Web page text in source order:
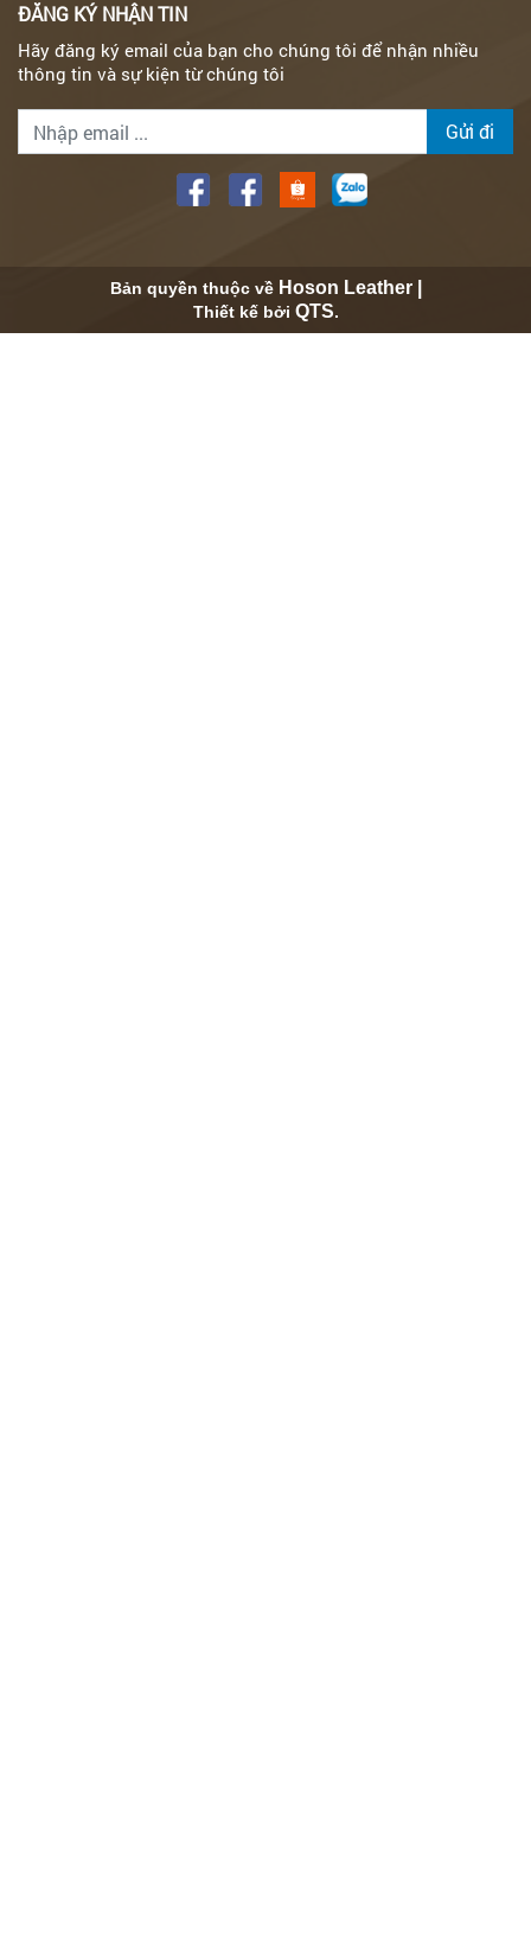
ĐĂNG KÝ NHẬN TIN
Hãy đăng ký email của bạn cho chúng tôi để nhận nhiều
thông tin và sự kiện từ chúng tôi
Gửi đi
Bản quyền thuộc về Hoson Leather |
Thiết kế bởi QTS.